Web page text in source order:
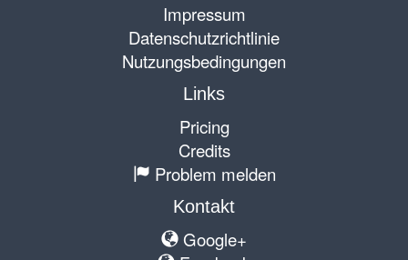
Impressum
Datenschutzrichtlinie
Nutzungsbedingungen
Links
Pricing
Credits
Problem melden
Kontakt
Google+